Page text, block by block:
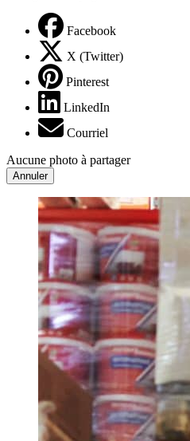
Facebook
X (Twitter)
Pinterest
LinkedIn
Courriel
Aucune photo à partager
Annuler